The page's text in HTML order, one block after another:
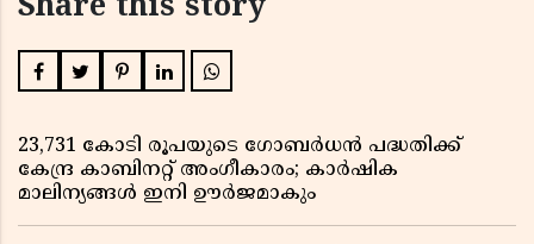
Share this story
23,731 കോടി രൂപയുടെ ഗോബർധൻ പദ്ധതിക്ക്
കേന്ദ്ര കാബിനറ്റ് അംഗീകാരം; കാർഷിക
മാലിന്യങ്ങൾ ഇനി ഊർജമാകും